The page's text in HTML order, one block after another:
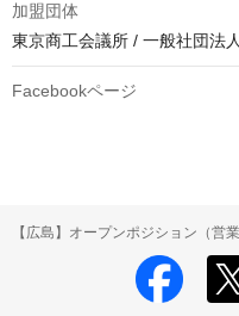
加盟団体
東京商工会議所 / 一般社団法
Facebookページ
【広島】オープンポジション（営